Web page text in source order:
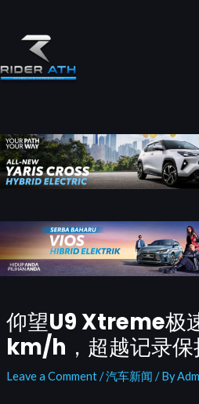
仰望U9 Xtreme极
km/h，超越记录
Leave a Comment/汽车新闻 / By
navigation